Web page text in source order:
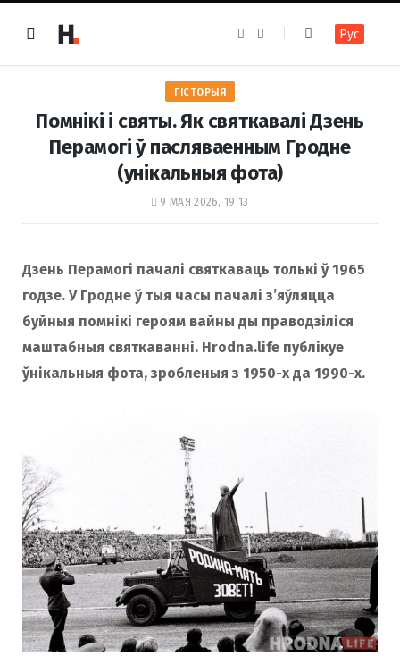
e
k
t
a
m
Рус
ГІСТОРЫЯ
Помнікі і святы. Як святкавалі Дзень
Перамогі ў пасляваенным Гродне
(унікальныя фота)
9 МАЯ 2026, 19:13
Дзень Перамогі пачалі святкаваць толькі ў 1965
годзе. У Гродне ў тыя часы пачалі з’яўляцца
буйныя помнікі героям вайны ды праводзіліся
маштабныя святкаванні. Hrodna.life публікуе
ўнікальныя фота, зробленыя з 1950-х да 1990-х.